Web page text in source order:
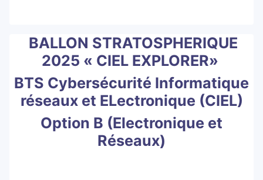
BALLON STRATOSPHERIQUE
2025 « CIEL EXPLORER»
BTS Cybersécurité Informatique
réseaux et ELectronique (CIEL)
Option B (Electronique et
Réseaux)